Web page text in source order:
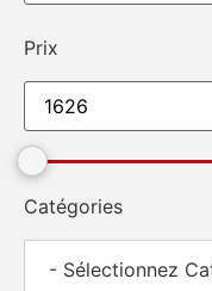
Prix
Catégories
- Sélectionnez